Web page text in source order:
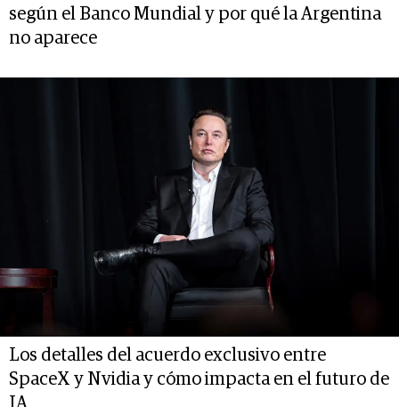
según el Banco Mundial y por qué la Argentina
no aparece
Los detalles del acuerdo exclusivo entre
SpaceX y Nvidia y cómo impacta en el futuro de